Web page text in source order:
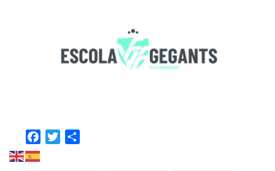
Facebook
Twitter